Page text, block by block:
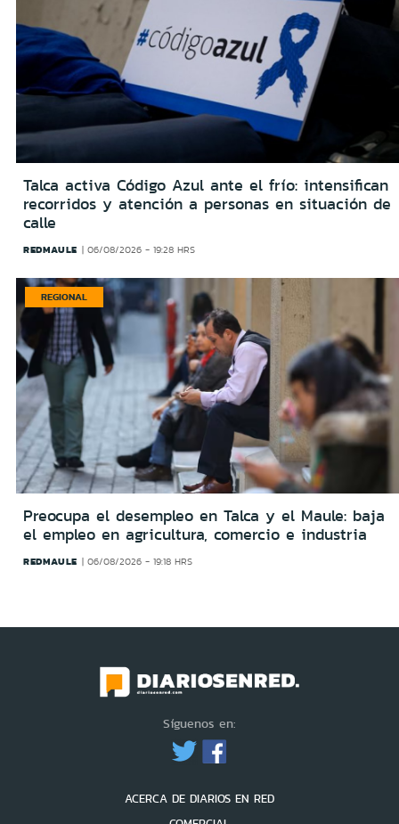
Talca activa Código Azul ante el frío: intensifican
recorridos y atención a personas en situación de
calle
REDMAULE 06/08/2026 - 19:28 HRS
REGIONAL
Preocupa el desempleo en Talca y el Maule: baja
el empleo en agricultura, comercio e industria
REDMAULE 06/08/2026 - 19:18 HRS
Síguenos en:
ACERCA DE DIARIOS EN RED